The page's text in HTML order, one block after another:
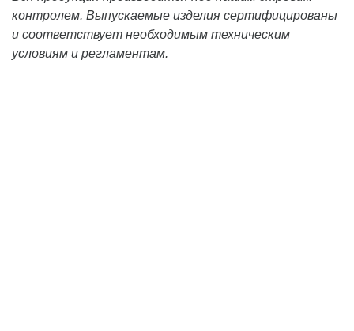
контролем. Выпускаемые изделия сертифицированы
и соответствует необходимым техническим
условиям и регламентам.⠀